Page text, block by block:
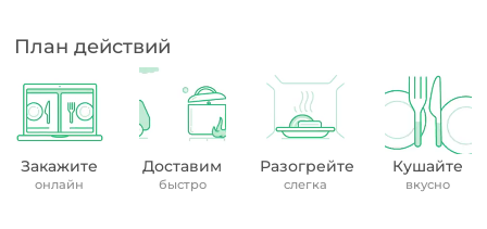
План действий
Закажите
онлайн
Доставим
быстро
Разогрейте
слегка
Кушайте
вкусно